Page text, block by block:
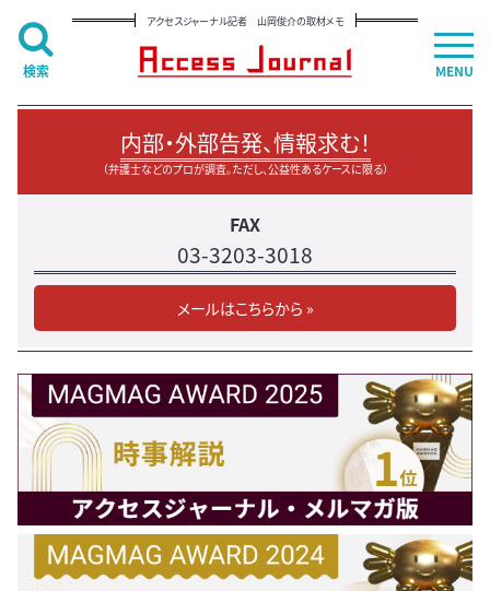
アクセスジャーナル記者 山岡俊介の取材メモ
内部・外部告発、情報求む！
（弁護士などのプロが調査。ただし、公益性あるケースに限る）
FAX
03-3203-3018
メールはこちらから »
MENU
検索